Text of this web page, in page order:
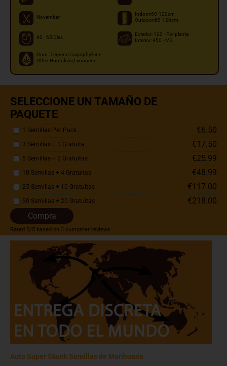
November
Indoor:60-120cm
Outdoor:60-120cm
60 - 65 Días
Exterior: 120 - Por planta
Interior: 450 - M2
Dom. Terpene:Caryophyllene
Other:Humulene,Limonene
SELECCIONE UN TAMAÑO DE
PAQUETE
1 Semillas Per Pack €6.50
3 Semillas + 1 Gratuita €17.50
5 Semillas + 2 Gratuitas €25.99
10 Semillas + 4 Gratuitas €48.99
25 Semillas + 10 Gratuitas €117.00
50 Semillas + 20 Gratuitas
€218.00
Compra
Rated 5/5 based on 3 customer reviews
Auto Super Skunk Semillas de Marihuana